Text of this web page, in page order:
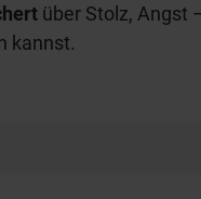
über Stolz, Angst
kannst.